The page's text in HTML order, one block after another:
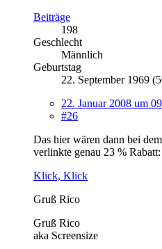
Beiträge
198
Geschlecht
Männlich
Geburtstag
22. September 1969
22. Januar 2008 um
#26
Das hier wären dann bei
verlinkte genau 23 % Rabatt:
Klick, Klick
Gruß Rico
Gruß Rico
aka Screensize